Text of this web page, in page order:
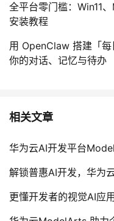
全平台零门槛：Win11
安装教程
用 OpenClaw 搭建「
你的对话、记忆与待办
相关文章
华为云AI开发平台
解锁普惠AI开发，华为
更懂开发者的视觉AI应